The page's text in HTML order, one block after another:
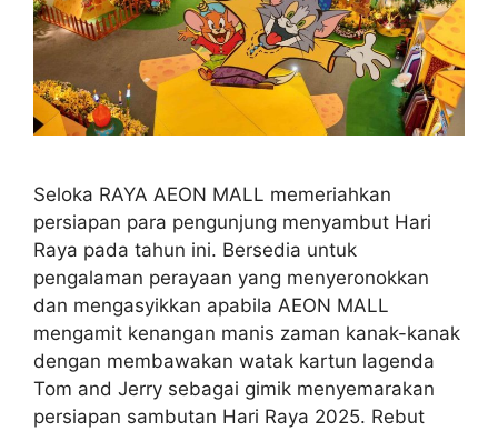
Seloka RAYA AEON MALL memeriahkan
persiapan para pengunjung menyambut Hari
Raya pada tahun ini. Bersedia untuk
pengalaman perayaan yang menyeronokkan
dan mengasyikkan apabila AEON MALL
mengamit kenangan manis zaman kanak-kanak
dengan membawakan watak kartun lagenda
Tom and Jerry sebagai gimik menyemarakan
persiapan sambutan Hari Raya 2025. Rebut